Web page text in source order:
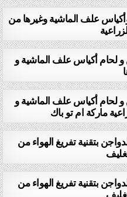
علف الماشية وغيرها من
و لحام أكياس علف الماشية و
و لحام أكياس علف الماشية و
ماركة ام تو باك
بتقنية تفريغ الهواء من
بتقنية تفريغ الهواء من